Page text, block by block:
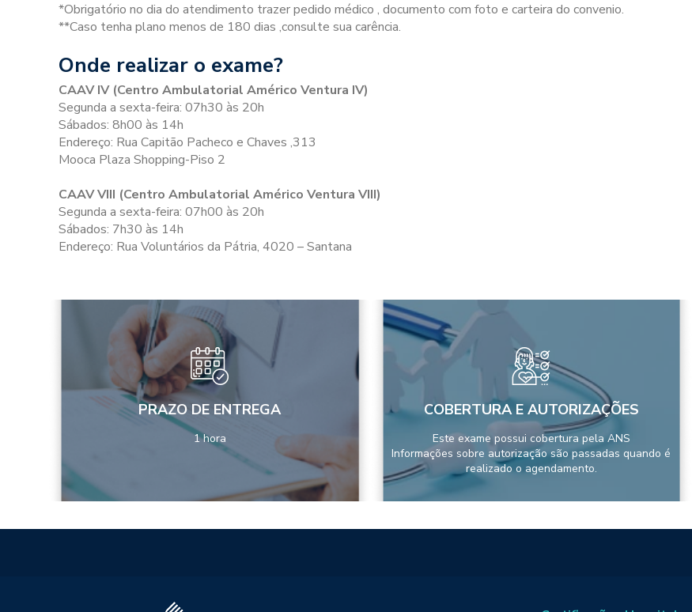
*Obrigatório no dia do atendimento trazer pedido médico , documento com foto e carteira do convenio.
**Caso tenha plano menos de 180 dias ,consulte sua carência.
Onde realizar o exame?
CAAV IV (Centro Ambulatorial Américo Ventura IV)
Segunda a sexta-feira: 07h30 às 20h
Sábados: 8h00 às 14h
Endereço: Rua Capitão Pacheco e Chaves ,313
Mooca Plaza Shopping-Piso 2
CAAV VIII (Centro Ambulatorial Américo Ventura VIII)
Segunda a sexta-feira: 07h00 às 20h
Sábados: 7h30 às 14h
Endereço: Rua Voluntários da Pátria, 4020 – Santana
PRAZO DE ENTREGA
1 hora
COBERTURA E AUTORIZAÇÕES
Este exame possui cobertura pela ANS
Informações sobre autorização são passadas quando é
realizado o agendamento.